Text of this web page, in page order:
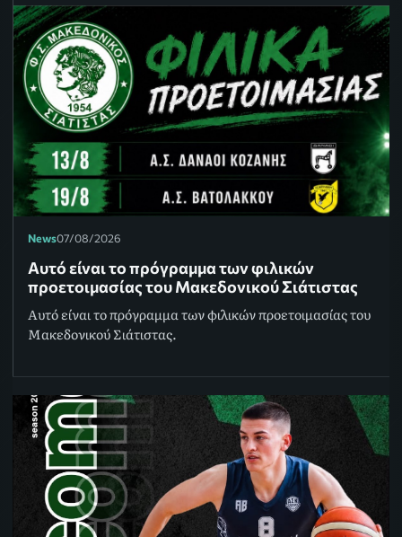
News07/08/2026
Αυτό είναι το πρόγραμμα των φιλικών
προετοιμασίας του Μακεδονικού Σιάτιστας
Αυτό είναι το πρόγραμμα των φιλικών προετοιμασίας του
Μακεδονικού Σιάτιστας.